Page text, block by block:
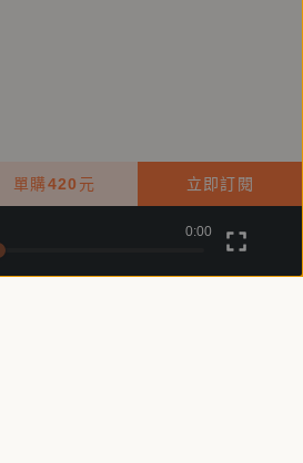
單購420 元 立即訂閱
付費條款 會員條款
0:00